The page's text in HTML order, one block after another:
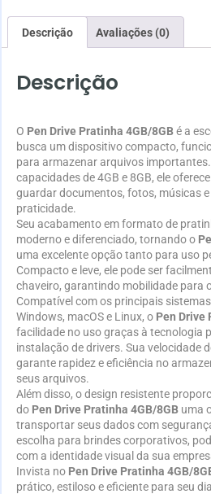
Descrição Avaliações (0)
Descrição
O Pen Drive Pratinha 4GB/8GBé a
busca um dispositivo compacto,
para armazenar arquivos
capacidades de 4GB e 8GB, ele
guardar documentos, fotos, músicas
praticidade.
Seu acabamento em formato de
moderno e diferenciado, tornando o
uma excelente opção tanto para uso
Compacto e leve, ele pode ser
chaveiro, garantindo mobilidade para
Compatível com os principais
Windows, macOS e Linux, o Pen Drive
facilidade no uso graças à tecnologia
instalação de drivers. Sua velocidade
garante rapidez e eficiência no
seus arquivos.
Além disso, o design resistente
do Pen Drive Pratinha 4GB/8GB uma
transportar seus dados com
escolha para brindes corporativos,
com a identidade visual da sua
Invista no Pen Drive Pratinha 4GB/
prático, estiloso e eficiente para seu